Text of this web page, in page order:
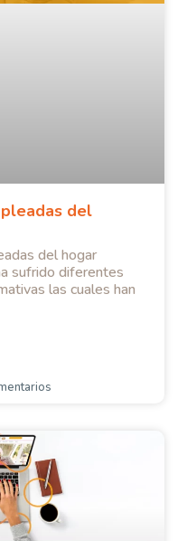
del
del hogar
sufrido diferentes
las cuales han